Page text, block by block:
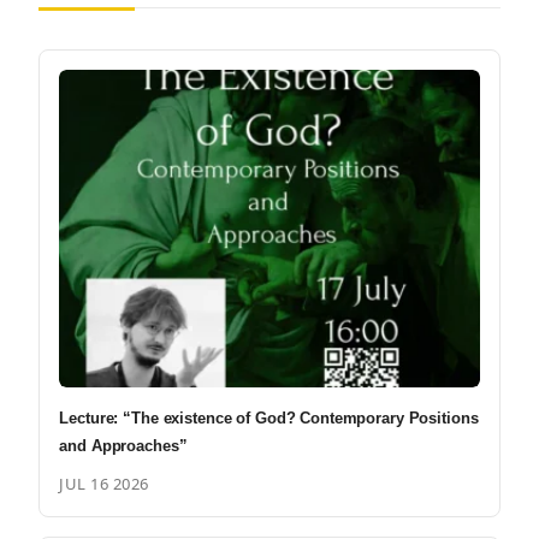
Lecture: “The existence of God? Contemporary Positions
and Approaches”
JUL 16 2026